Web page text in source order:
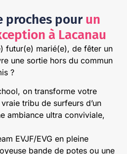
proches pourun
à Lacanau
futur(e) marié(e), de fêter un
une sortie hors du commun
?
on transforme votre
tribu de surfeurs d’un
ambiance ultra conviviale,
EVJF/EVG en pleine
bande de potes ou une